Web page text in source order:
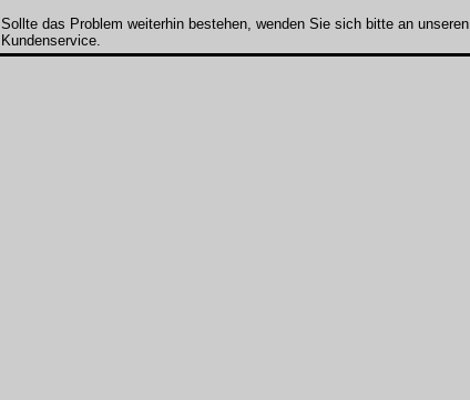
Sollte das Problem weiterhin bestehen, wenden Sie sich bitte an unseren
Kundenservice.